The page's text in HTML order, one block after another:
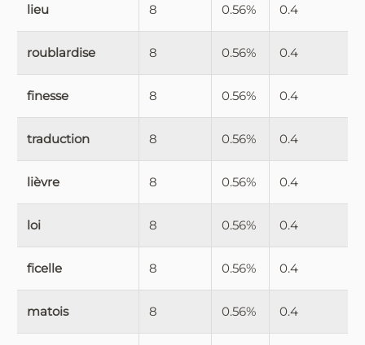
lieu 8 0.56% 0.4
roublardise 8 0.56% 0.4
finesse 8 0.56% 0.4
traduction 8 0.56% 0.4
lièvre 8 0.56% 0.4
loi 8 0.56% 0.4
ficelle 8 0.56% 0.4
matois 8 0.56% 0.4